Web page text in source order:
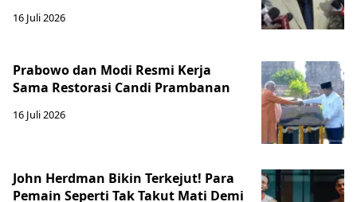
16 Juli 2026
Prabowo dan Modi Resmi Kerja
Sama Restorasi Candi Prambanan
16 Juli 2026
John Herdman Bikin Terkejut! Para
Pemain Seperti Tak Takut Mati Demi